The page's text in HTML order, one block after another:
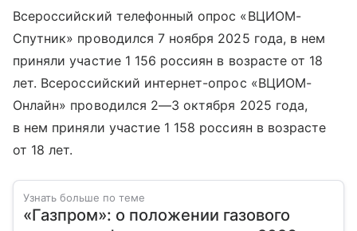
Всероссийский телефонный опрос «ВЦИОМ-
Спутник» проводился 7 ноября 2025 года, в нем
приняли участие 1 156 россиян в возрасте от 18
лет. Всероссийский интернет-опрос «ВЦИОМ-
Онлайн» проводился 2—3 октября 2025 года,
в нем приняли участие 1 158 россиян в возрасте
от 18 лет.
Узнать больше по теме
«Газпром»: о положении газового